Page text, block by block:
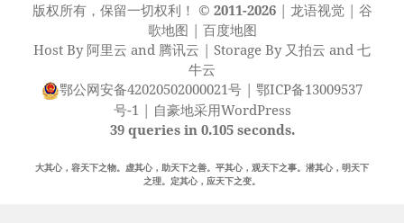
版权所有，保留一切权利！ © 2011-2026| 龙语视觉| 谷
歌地图 | 百度地图
Host By 阿里云 and 腾讯云 | Storage By 又拍云 and 七
牛云
鄂公网安备42020502000021号 | 鄂ICP备13009537
号-1 | 自豪地采用WordPress
39 queries in 0.105 seconds.
大其心，容天下之物。虚其心，助天下之善。平其心，观天下之事。潜其心，明天下
之理。定其心，应天下之变。